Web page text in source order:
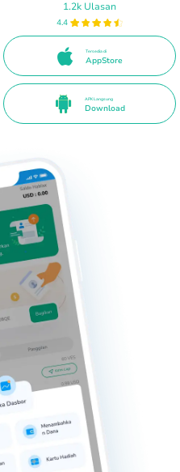
1.2k Ulasan
4.4
Tersedia di
AppStore
APK Langsung
Download